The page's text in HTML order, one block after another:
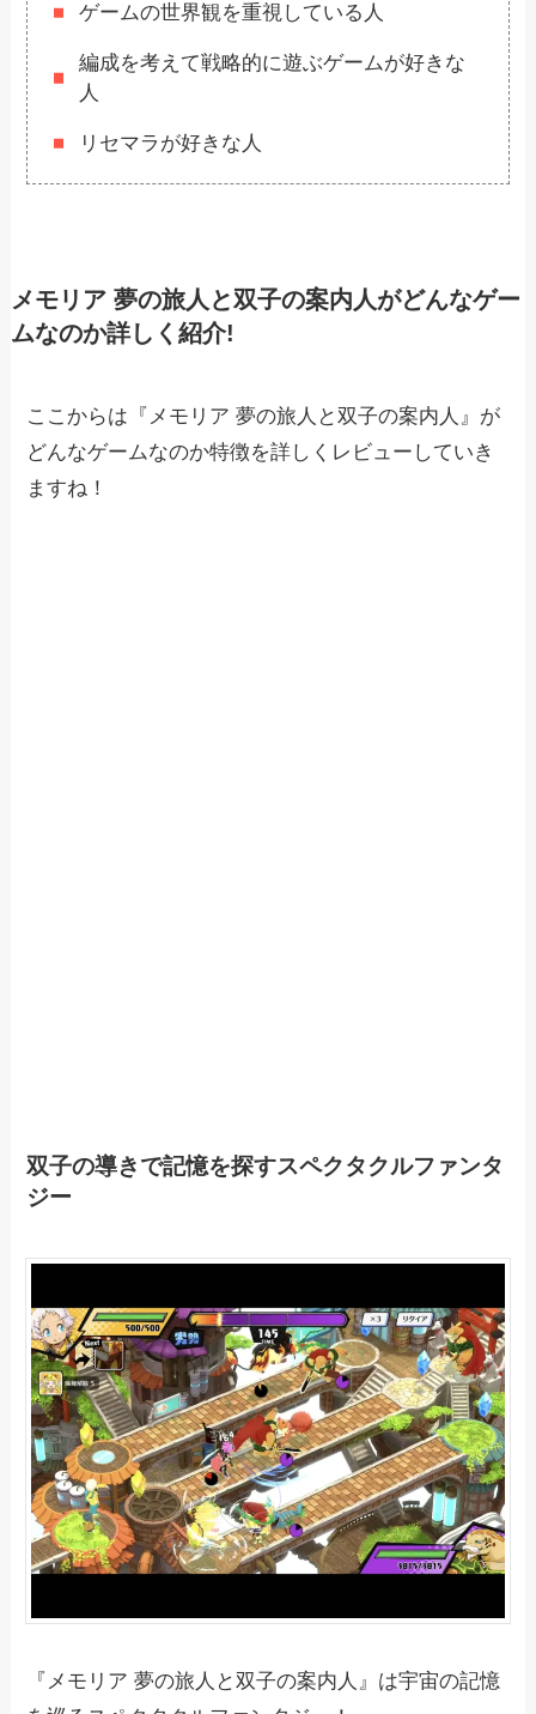
ゲームの世界観を重視している人
編成を考えて戦略的に遊ぶゲームが好きな
人
リセマラが好きな人
メモリア 夢の旅人と双子の案内人がどんなゲー
ムなのか詳しく紹介!
ここからは『メモリア 夢の旅人と双子の案内人』が
どんなゲームなのか特徴を詳しくレビューしていき
ますね！
双子の導きで記憶を探すスペクタクルファンタ
ジー
『メモリア 夢の旅人と双子の案内人』は宇宙の記憶